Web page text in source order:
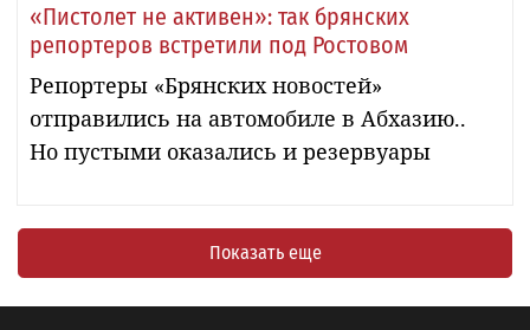
«Пистолет не активен»: так брянских
репортеров встретили под Ростовом
Репортеры «Брянских новостей»
отправились на автомобиле в Абхазию..
Но пустыми оказались и резервуары
Показать еще